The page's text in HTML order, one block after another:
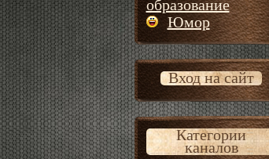
образование
Юмор
Вход на сайт
Категории
каналов